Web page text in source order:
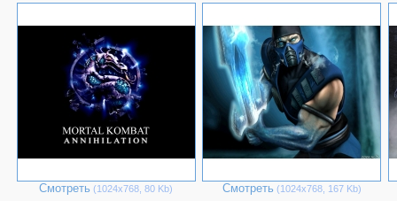
Смотреть (1024х768, 80 Kb) Смотреть (1024х768, 167 Kb)